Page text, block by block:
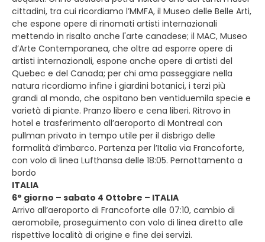
cittadini, tra cui ricordiamo l’MMFA, il Museo delle Belle Arti,
che espone opere di rinomati artisti internazionali
mettendo in risalto anche l'arte canadese; il MAC, Museo
d’Arte Contemporanea, che oltre ad esporre opere di
artisti internazionali, espone anche opere di artisti del
Quebec e del Canada; per chi ama passeggiare nella
natura ricordiamo infine i giardini botanici, i terzi più
grandi al mondo, che ospitano ben ventiduemila specie e
varietà di piante. Pranzo libero e cena liberi. Ritrovo in
hotel e trasferimento all’aeroporto di Montreal con
pullman privato in tempo utile per il disbrigo delle
formalità d’imbarco. Partenza per l’Italia via Francoforte,
con volo di linea Lufthansa delle 18:05. Pernottamento a
bordo
ITALIA
6° giorno – sabato 4 Ottobre – ITALIA
Arrivo all’aeroporto di Francoforte alle 07:10, cambio di
aeromobile, proseguimento con volo di linea diretto alle
rispettive località di origine e fine dei servizi.